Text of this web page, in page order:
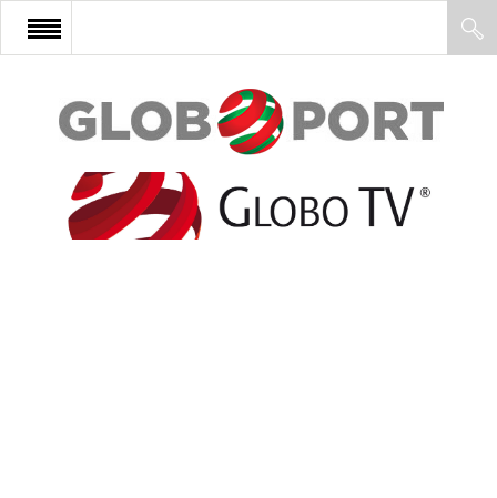
FŐOLDAL
AFRIKA